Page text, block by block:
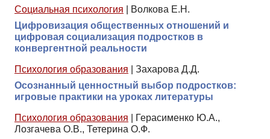
Социальная психология
Волкова Е.Н.
Цифровизация общественных отношений и
цифровая социализация подростков в
конвергентной реальности
Психология образования
Захарова Д.Д.
Осознанный ценностный выбор подростков:
игровые практики на уроках литературы
Психология образования
Герасименко Ю.А.,
Лозгачева О.В., Тетерина О.Ф.